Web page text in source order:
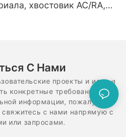
хвостовик AC/RA,
С Нами
проекты и идеи и
конкретные требования. Для
информации, пожалуйста,
свяжитесь с нами напрямую с
или запросами.